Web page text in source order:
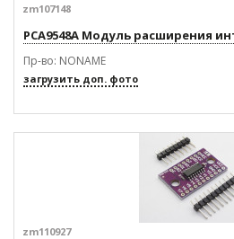
zm107148
PCA9548A Модуль расширения
Пр-во: NONAME
загрузить доп. фото
zm110927